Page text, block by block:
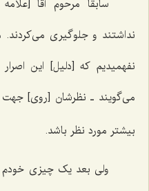
سابقاً مرحوم آقا
نداشتند و جلوگیری
نفهمیدیم که [دلیل] این
می‌گویند ـ نظرشان [روی]
بیشتر مورد نظر باشد.
ولی بعد یک چیزی خودم